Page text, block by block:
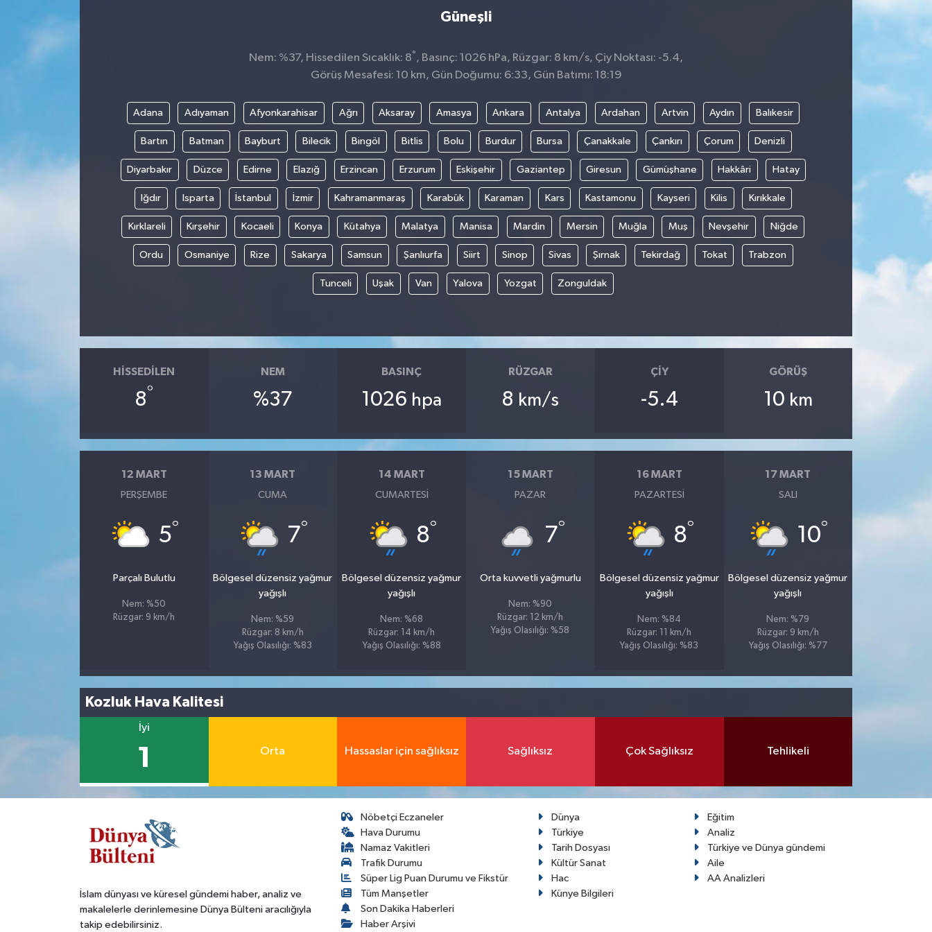
Güneşli
Nem: %37, Hissedilen Sıcaklık: 8° , Basınç: 1026 hPa, Rüzgar: 8 km/s, Çiy Noktası: -5.4,
Görüş Mesafesi: 10 km, Gün Doğumu: 6:33, Gün Batımı: 18:19
Adana Adıyaman Afyonkarahisar Ağrı Aksaray Amasya Ankara Antalya Ardahan Artvin Aydın Balıkesir
Bartın Batman Bayburt Bilecik Bingöl Bitlis Bolu Burdur Bursa Çanakkale Çankırı Çorum Denizli
Diyarbakır Düzce Edirne Elazığ Erzincan Erzurum Eskişehir Gaziantep Giresun Gümüşhane Hakkâri Hatay
Iğdır Isparta İstanbul İzmir Kahramanmaraş Karabük Karaman Kars Kastamonu Kayseri Kilis Kırıkkale
Kırklareli Kırşehir Kocaeli Konya Kütahya Malatya Manisa Mardin Mersin Muğla Muş Nevşehir Niğde
Ordu Osmaniye Rize Sakarya Samsun Şanlıurfa Siirt Sinop Sivas Şırnak Tekirdağ Tokat Trabzon
Tunceli Uşak Van Yalova Yozgat Zonguldak
HISSEDILEN
8°
NEM
%37
BASINÇ
1026 hpa
RÜZGAR
8 km/s
ÇIY
-5.4
GÖRÜŞ
10 km
12 MART
PERŞEMBE
5°
Parçalı Bulutlu
Nem: %50
Rüzgar: 9 km/h
13 MART
CUMA
7°
Bölgesel düzensiz yağmur
yağışlı
Nem: %59
Rüzgar: 8 km/h
Yağış Olasılığı: %83
14 MART
CUMARTESI
8°
Bölgesel düzensiz yağmur
yağışlı
Nem: %68
Rüzgar: 14 km/h
Yağış Olasılığı: %88
15 MART
PAZAR
7°
Orta kuvvetli yağmurlu
Nem: %90
Rüzgar: 12 km/h
Yağış Olasılığı: %58
16 MART
PAZARTESI
8°
Bölgesel düzensiz yağmur
yağışlı
Nem: %84
Rüzgar: 11 km/h
Yağış Olasılığı: %83
17 MART
SALI
10°
Bölgesel düzensiz yağmur
yağışlı
Nem: %79
Rüzgar: 9 km/h
Yağış Olasılığı: %77
Kozluk Hava Kalitesi
İyi
1 Orta Hassaslar için sağlıksız Sağlıksız Çok Sağlıksız Tehlikeli
İslam dünyası ve küresel gündemi haber, analiz ve
makalelerle derinlemesine Dünya Bülteni aracılığıyla
takip edebilirsiniz.
Nöbetçi Eczaneler
Hava Durumu
Namaz Vakitleri
Trafik Durumu
Süper Lig Puan Durumu ve Fikstür
Tüm Manşetler
Son Dakika Haberleri
Haber Arşivi
Dünya
Eğitim
Türkiye
Analiz
Tarih Dosyası
Türkiye ve Dünya gündemi
Kültür Sanat
Aile
Hac
AA Analizleri
Künye Bilgileri